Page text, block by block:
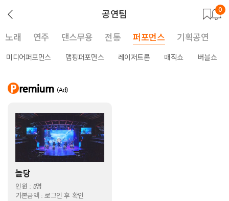
공연팀
뒤
로
기
0
노래 연주 댄스무용 전통 퍼포먼스 기획공연
미디어퍼포먼스 맵핑퍼포먼스 레이저트론 매직쇼 버블쇼
놀당
인원 : 5명
기본금액 : 로그인 후 확인